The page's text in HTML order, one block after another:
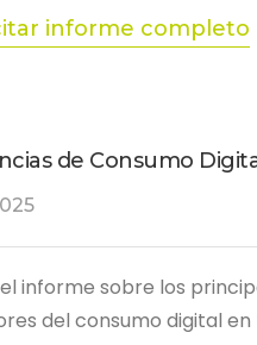
informe completo
de Consumo
informe sobre los
del consumo digital en